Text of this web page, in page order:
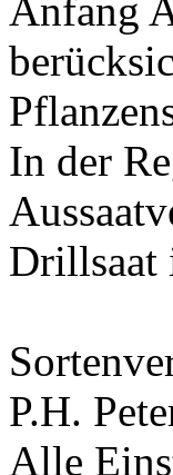
Anfang
In der
Drillsaat
P.H.
Alle